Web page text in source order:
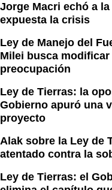
Jorge Macri echó a
expuesta la crisis
Ley de Manejo del
Milei busca
preocupación
Ley de Tierras: la
Gobierno apuró una
proyecto
Alak sobre la Ley de
atentado contra la
Ley de Tierras: el